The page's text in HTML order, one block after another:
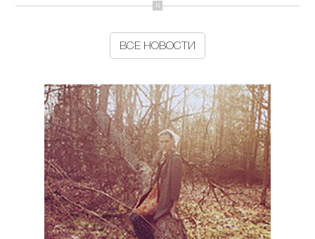
ДЕТИ
НОВОСТИ
КОНТАКТЫ
ВСЕ НОВОСТИ